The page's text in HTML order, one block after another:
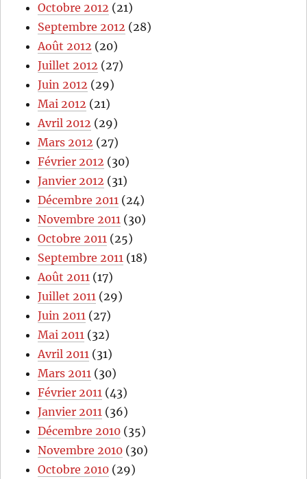
Octobre 2012 (21)
Septembre 2012 (28)
Août 2012 (20)
Juillet 2012 (27)
Juin 2012 (29)
Mai 2012 (21)
Avril 2012 (29)
Mars 2012 (27)
Février 2012 (30)
Janvier 2012 (31)
Décembre 2011 (24)
Novembre 2011 (30)
Octobre 2011 (25)
Septembre 2011 (18)
Août 2011 (17)
Juillet 2011 (29)
Juin 2011 (27)
Mai 2011 (32)
Avril 2011 (31)
Mars 2011 (30)
Février 2011 (43)
Janvier 2011 (36)
Décembre 2010 (35)
Novembre 2010 (30)
Octobre 2010 (29)